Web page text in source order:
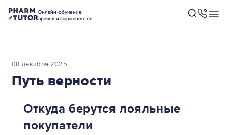
Онлайн-обучение
врачей и фармацевтов
08 декабря 2025
Путь верности
Откуда берутся лояльные
покупатели